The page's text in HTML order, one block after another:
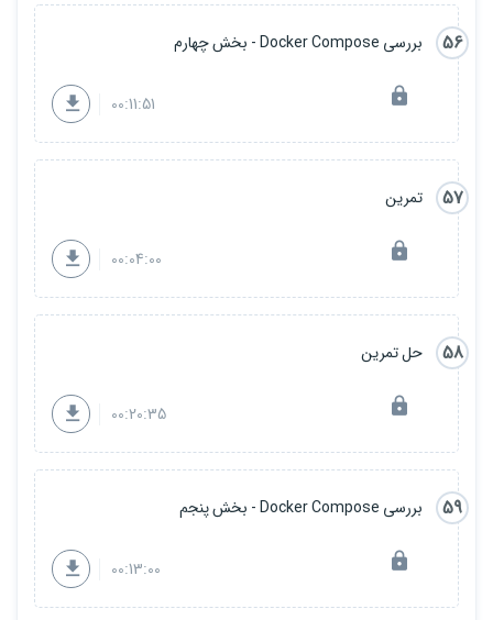
56 بررسی Docker Compose - بخش چهارم
00:11:51
57 تمرین
00:04:00
58 حل تمرین
00:20:35
59 بررسی Docker Compose - بخش پنجم
00:13:00